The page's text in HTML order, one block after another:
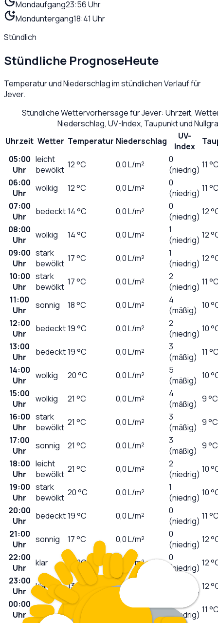
Mondaufgang23:56 Uhr
Monduntergang18:41 Uhr
Stündlich
Stündliche PrognoseHeute
Temperatur und Niederschlag im stündlichen Verlauf für
Jever.
Stündliche Wettervorhersage fürJever: Uhrzeit,
Niederschlag, UV-Index, Taupunkt und
Uhrzeit Wetter Temperatur Niederschlag
UV-
Index
05:00
Uhr
leicht
bewölkt 12°C 0,0L/m²
0
(niedrig) 11
06:00
Uhr
wolkig 12°C 0,0L/m²
0
(niedrig) 11
07:00
Uhr
bedeckt14°C 0,0L/m²
0
(niedrig) 12
08:00
Uhr
wolkig 14°C 0,0L/m²
1
(niedrig) 12
09:00
Uhr
stark
bewölkt 17°C 0,0L/m²
1
(niedrig) 12
10:00
Uhr
stark
bewölkt 17°C 0,0L/m²
2
(niedrig) 11
11:00
Uhr
sonnig 18°C 0,0L/m²
4
(mäßig) 10
12:00
Uhr
bedeckt19°C 0,0L/m²
2
(niedrig) 10
13:00
Uhr
bedeckt19°C 0,0L/m²
3
(mäßig) 11
14:00
Uhr
wolkig 20°C 0,0L/m²
5
(mäßig) 10
15:00
Uhr
wolkig 21 °C 0,0L/m²
4
(mäßig) 9 °C
16:00
Uhr
stark
bewölkt 21 °C 0,0L/m²
3
(mäßig) 9 °C
17:00
Uhr
sonnig 21 °C 0,0L/m²
3
(mäßig) 9 °C
18:00
Uhr
leicht
bewölkt 21 °C 0,0L/m²
2
(niedrig) 10
19:00
Uhr
stark
bewölkt 20°C 0,0L/m²
1
(niedrig) 10
20:00
Uhr
bedeckt19°C 0,0L/m²
0
(niedrig) 11
21:00
Uhr
sonnig 17°C 0,0L/m²
0
(niedrig) 12
22:00
Uhr
klar °C L/m²
0
(niedrig) 12
23:00
Uhr
klar 13°C 0,0
(niedrig) 12
00:00
Uhr
°C L/m²
(niedrig) 11